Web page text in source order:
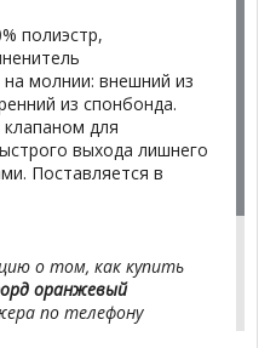
полиэстр,
молнии: внешний из
из спонбонда.
для
выхода лишнего
Поставляется в
о том, как купить
оранжевый
по телефону